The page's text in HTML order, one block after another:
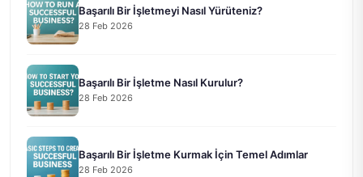
Başarılı Bir İşletmeyi Nasıl Yürüteniz?
28 Feb 2026
Başarılı Bir İşletme Nasıl Kurulur?
28 Feb 2026
Başarılı Bir İşletme Kurmak İçin Temel Adımlar
28 Feb 2026